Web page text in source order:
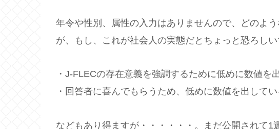
年令や性別、属性の入力はありませんので、どのよ
が、もし、これが社会人の実態だとちょっと恐ろしい
・J-FLECの存在意義を強調するために低めに数値を
・回答者に喜んでもらうため、低めに数値を出してい
などもあり得ますが・・・・・・。まだ公開されて1